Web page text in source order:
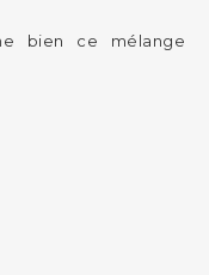
bien ce mélange